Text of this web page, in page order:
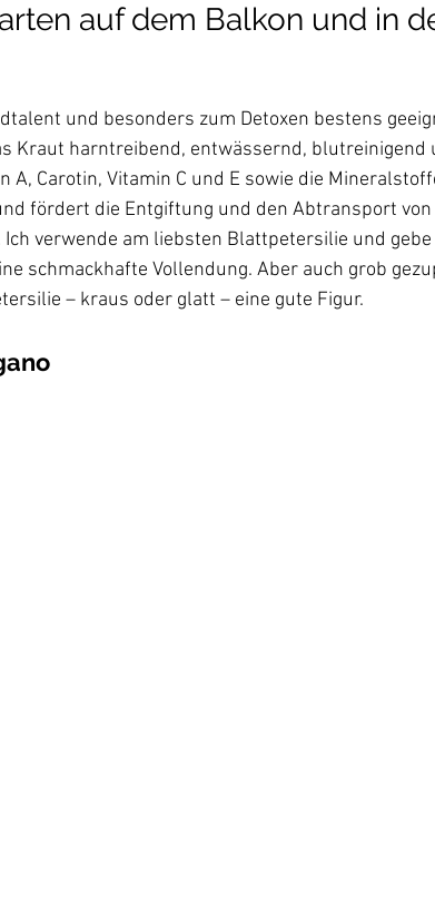
auf dem Balkon und in
und besonders zum Detoxen bestens
Kraut harntreibend, entwässernd, blutreinigend
A, Carotin, Vitamin C und E sowie die
fördert die Entgiftung und den Abtransport von
verwende am liebsten Blattpetersilie und gebe
schmackhafte Vollendung. Aber auch grob